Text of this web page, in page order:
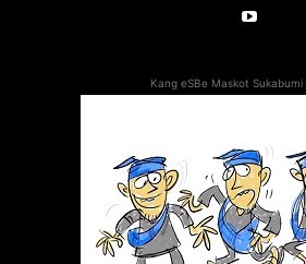
Kang eSBe Maskot Sukabumi